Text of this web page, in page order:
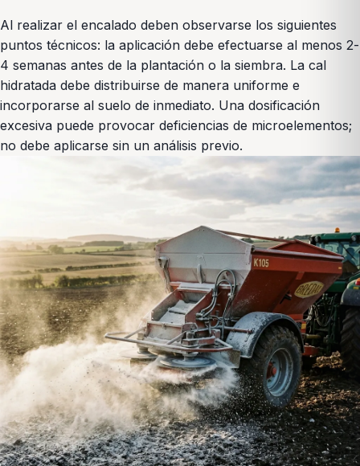
Al realizar el encalado deben observarse los siguientes
puntos técnicos: la aplicación debe efectuarse al menos 2-
4 semanas antes de la plantación o la siembra. La cal
hidratada debe distribuirse de manera uniforme e
incorporarse al suelo de inmediato. Una dosificación
excesiva puede provocar deficiencias de microelementos;
no debe aplicarse sin un análisis previo.